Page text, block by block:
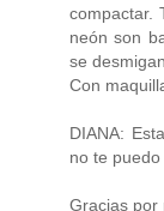
compactar.
neón son
se
Con
DIANA:
no te puedo
Gracias por